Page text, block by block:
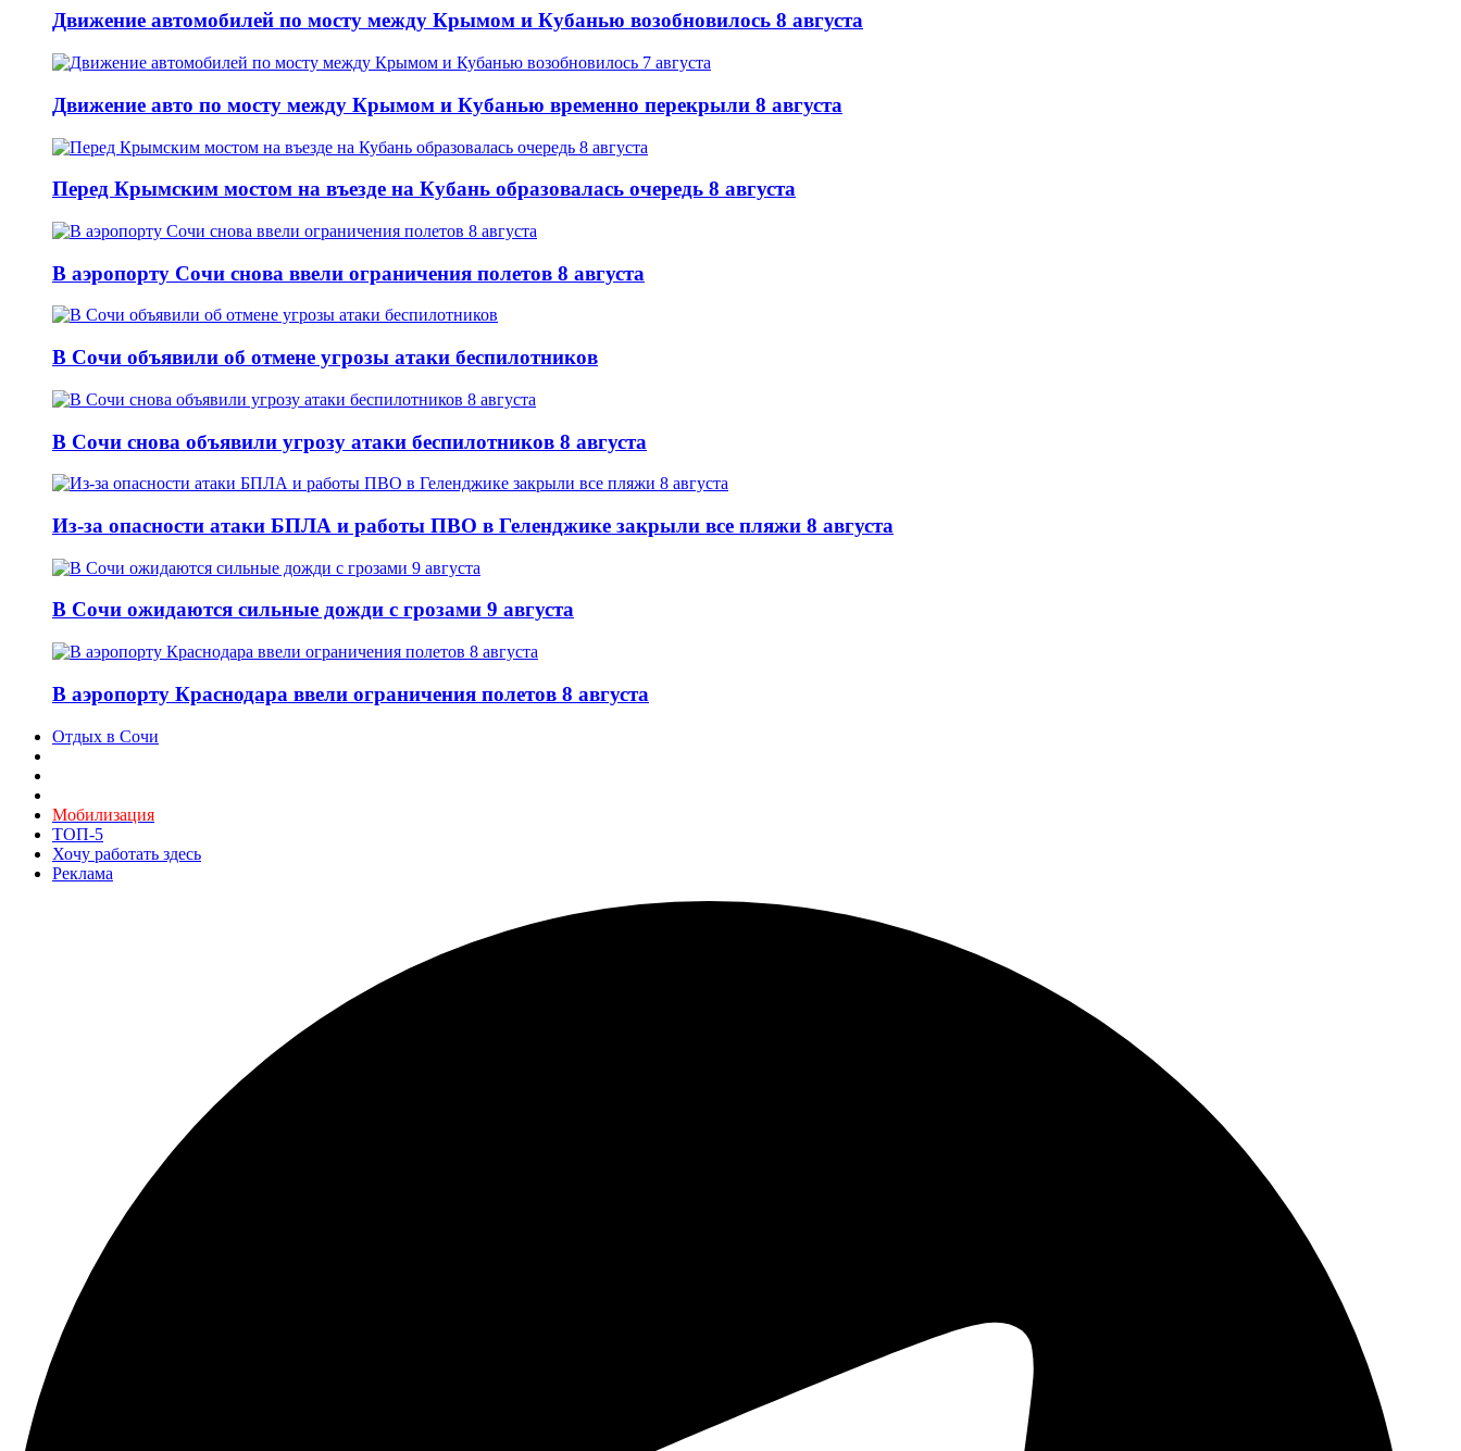
Движение автомобилей по мосту между Крымом и Кубанью возобновилось 8 августа
Движение авто по мосту между Крымом и Кубанью временно перекрыли 8 августа
Перед Крымским мостом на въезде на Кубань образовалась очередь 8 августа
В аэропорту Сочи снова ввели ограничения полетов 8 августа
В Сочи объявили об отмене угрозы атаки беспилотников
В Сочи снова объявили угрозу атаки беспилотников 8 августа
Из-за опасности атаки БПЛА и работы ПВО в Геленджике закрыли все пляжи 8 августа
В Сочи ожидаются сильные дожди с грозами 9 августа
В аэропорту Краснодара ввели ограничения полетов 8 августа
Отдых в Сочи
Мобилизация
ТОП-5
Хочу работать здесь
Реклама